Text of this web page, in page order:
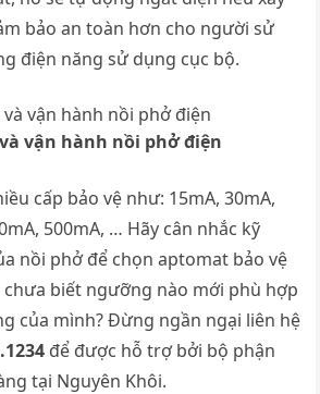
bảo an toàn hơn cho người sử
điện năng sử dụng cục bộ.
vận hành nồi phở điện
cấp bảo vệ như: 15mA, 30mA,
500mA, … Hãy cân nhắc kỹ
nồi phở để chọn aptomat bảo vệ
biết ngưỡng nào mới phù hợp
của mình? Đừng ngần ngại liên hệ
để được hỗ trợ bởi bộ phận
tại Nguyên Khôi.